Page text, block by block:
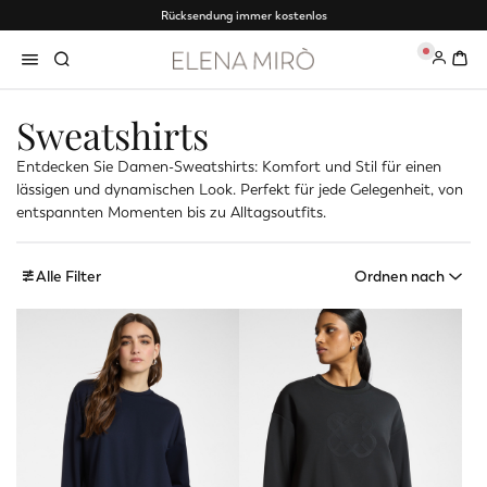
Rücksendung immer kostenlos
0
Sweatshirts
Entdecken Sie Damen-Sweatshirts: Komfort und Stil für einen
lässigen und dynamischen Look. Perfekt für jede Gelegenheit, von
entspannten Momenten bis zu Alltagsoutfits.
Alle Filter Ordnen nach